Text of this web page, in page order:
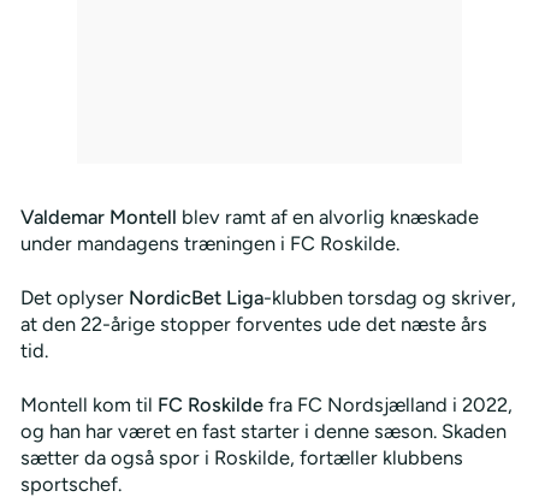
Valdemar Montell blev ramt af en alvorlig knæskade
under mandagens træningen i FC Roskilde.
Det oplyser NordicBet Liga-klubben torsdag og skriver,
at den 22-årige stopper forventes ude det næste års
tid.
Montell kom til FC Roskildefra FC Nordsjælland i 2022,
og han har været en fast starter i denne sæson. Skaden
sætter da også spor i Roskilde, fortæller klubbens
sportschef.